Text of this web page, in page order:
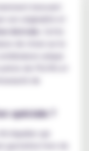
innovant
son originalité et
Astrale
de choix sur le
unique
de PG/VG et
spéciale ?
liquides qui
gustative hors du